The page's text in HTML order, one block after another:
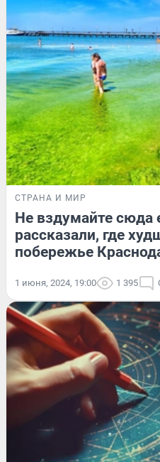
СТРАНА И МИР
Не вздумайте сюда
рассказали, где
побережье
1 июня, 2024, 19:00 1 395